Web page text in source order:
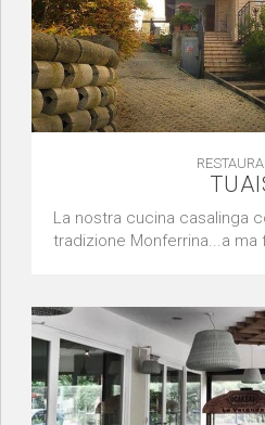
La nostra cucina casalinga
tradizione Monferrina...a ma